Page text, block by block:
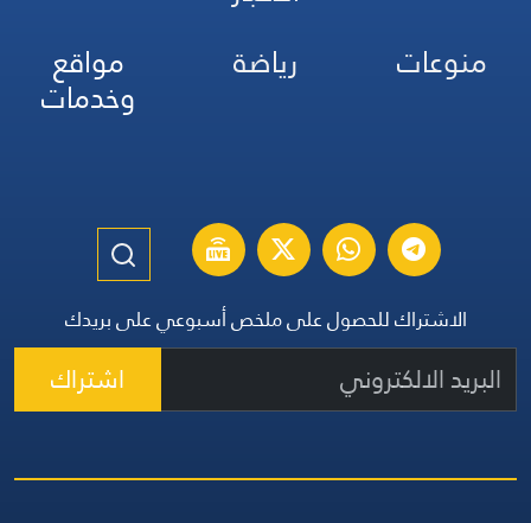
منوعات
رياضة مواقع
وخدمات
الاشتراك للحصول على ملخص أسبوعي على بريدك
اشتراك